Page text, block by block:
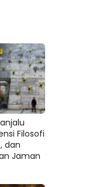
Filosofi
dan
Jaman